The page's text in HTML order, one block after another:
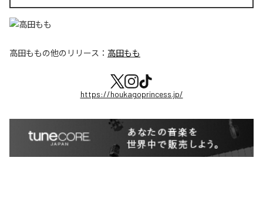
高田ももの他のリリース： 高田もも
https://houkagoprincess.jp/